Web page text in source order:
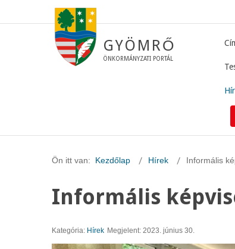
GYÖMRŐ
ÖNKORMÁNYZATI PORTÁL
Ön itt van: Kezdőlap Hírek Informális
Informális
Kategória: Hírek Megjelent: 2023. június 30.